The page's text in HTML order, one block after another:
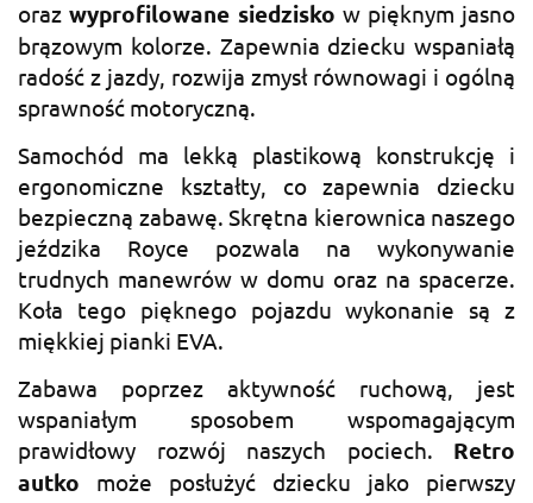
oraz wyprofilowane siedzisko w pięknym jasno
brązowym kolorze. Zapewnia dziecku wspaniałą
radość z jazdy, rozwija zmysł równowagi i ogólną
sprawność motoryczną.
Samochód ma lekką plastikową konstrukcję i
ergonomiczne kształty, co zapewnia dziecku
bezpieczną zabawę. Skrętna kierownica naszego
jeździka Royce pozwala na wykonywanie
trudnych manewrów w domu oraz na spacerze.
Koła tego pięknego pojazdu wykonanie są z
miękkiej pianki EVA.
Zabawa poprzez aktywność ruchową, jest
wspaniałym sposobem wspomagającym
prawidłowy rozwój naszych pociech. Retro
autko może posłużyć dziecku jako pierwszy